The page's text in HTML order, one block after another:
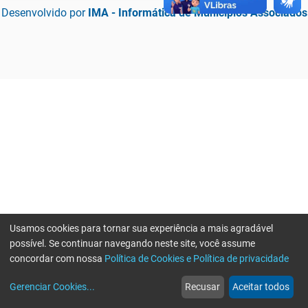
Desenvolvido por IMA - Informática de Municípios Associados
web
Notícias
more_horiz
Mais
Usamos cookies para tornar sua experiência a mais agradável
possível. Se continuar navegando neste site, você assume
concordar com nossa Política de Cookies e Política de privacidade
Gerenciar Cookies... Recusar Aceitar todos
Erro ao enviar informações, por favor tente novamente